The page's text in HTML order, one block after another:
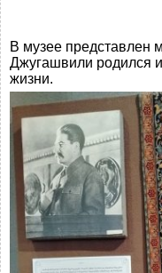
В музее представлен
Джугашвили родился
жизни.